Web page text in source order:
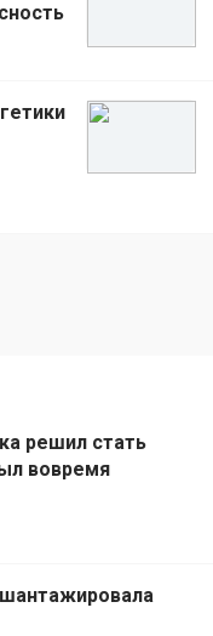
решил стать
вовремя